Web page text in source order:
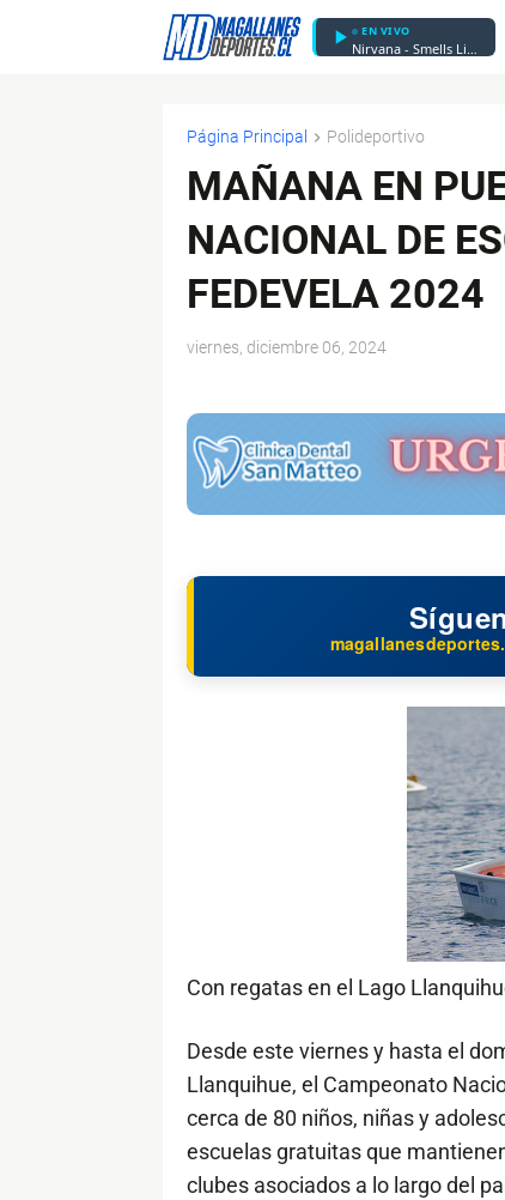
EN VIVO
Nirvana - Smells Like Teen Spirit
Página Principal Polideportivo
MAÑANA EN
NACIONAL DE
FEDEVELA 2024
viernes, diciembre 06, 2024
Con regatas en el Lago
Desde este viernes y hasta el
Llanquihue, el Campeonato
cerca de 80 niños, niñas y
escuelas gratuitas que
clubes asociados a lo largo del